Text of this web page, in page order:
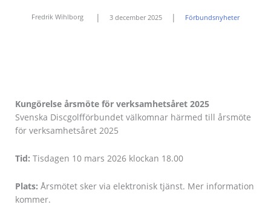
Fredrik Wihlborg | 3 december 2025 | Förbundsnyheter
Kungörelse årsmöte för verksamhetsåret 2025
Svenska Discgolfförbundet välkomnar härmed till årsmöte
för verksamhetsåret 2025
Tid: Tisdagen 10 mars 2026 klockan 18.00
Plats: Årsmötet sker via elektronisk tjänst. Mer information
kommer.